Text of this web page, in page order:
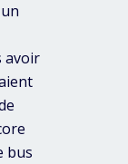
avoir
bus